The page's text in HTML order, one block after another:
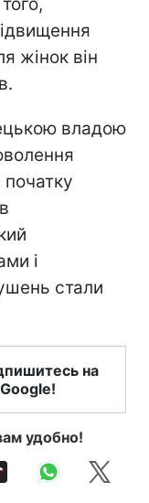
жінок він
владою
і
стали
на
удобно!